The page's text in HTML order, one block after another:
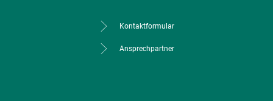
Kontaktformular
Ansprechpartner